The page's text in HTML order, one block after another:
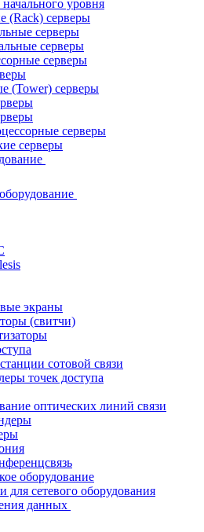
уровня
(Rack) серверы
серверы
серверы
серверы
(Tower) серверы
серверы
серверы
экраны
(свитчи)
сотовой связи
точек доступа
оптических линий связи
оборудование
для сетевого оборудования
данных